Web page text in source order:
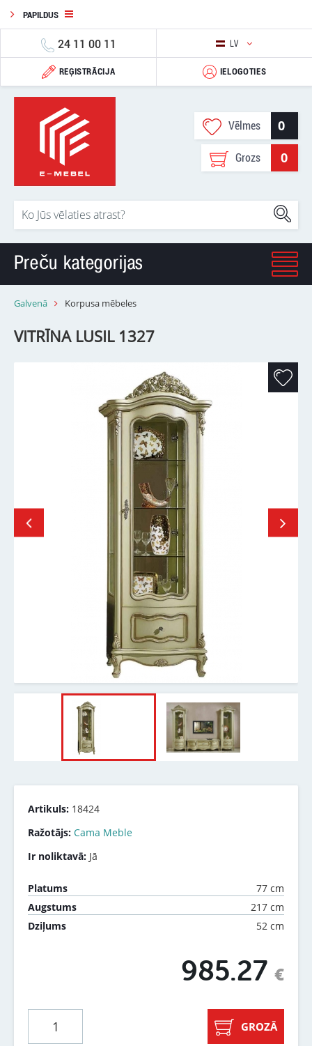
PAPILDUS
24 11 00 11 LV
REĢISTRĀCIJA IELOGOTIES
Vēlmes 0
Grozs 0
Preču kategorijas
Galvenā Korpusa mēbeles
VITRĪNA LUSIL 1327
Artikuls: 18424
Ražotājs: Cama Meble
Ir noliktavā: Jā
Platums
77 cm
Augstums
217 cm
Dziļums
52 cm
985.27 €
GROZĀ